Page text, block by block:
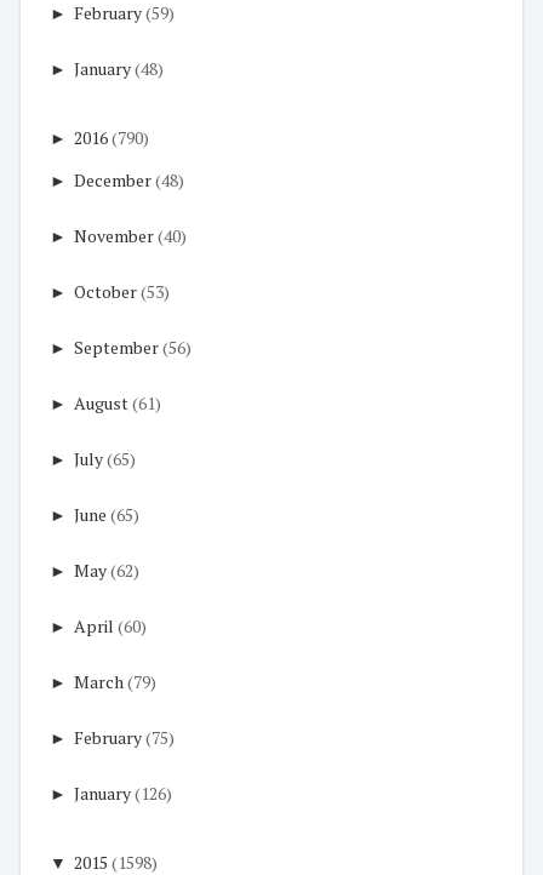
► February(59)
► January(48)
► 2016(790)
► December(48)
► November(40)
► October(53)
► September(56)
► August(61)
► July(65)
► June (65)
► May(62)
► April (60)
► March(79)
► February(75)
► January(126)
▼ 2015 (1598)